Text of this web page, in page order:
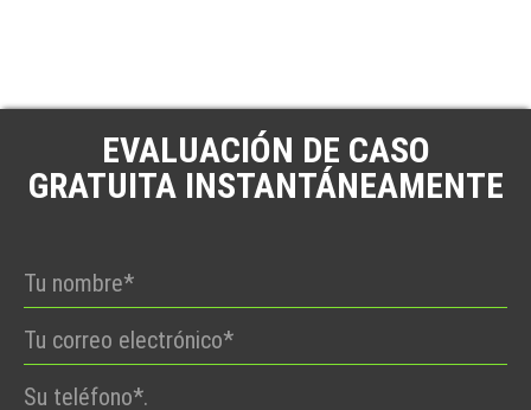
EVALUACIÓN DE CASO
GRATUITA INSTANTÁNEAMENTE